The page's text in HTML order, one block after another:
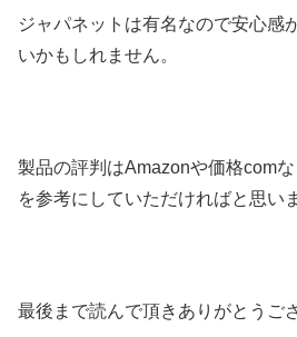
ジャパネットは有名なので安心感
いかもしれません。
製品の評判はAmazonや価格com
を参考にしていただければと思い
最後まで読んで頂きありがとうご